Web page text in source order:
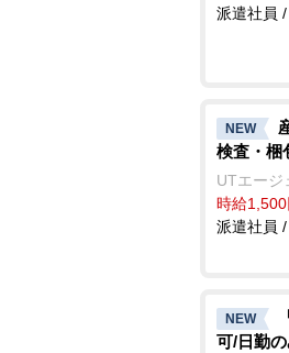
派遣社員
NEW
検査・梱
UTエージ
時給1,500
派遣社員
NEW
可/日勤